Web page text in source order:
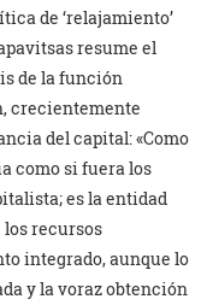
de ‘relajamiento’
resume el
de la función
crecientemente
del capital: «Como
como si fuera los
es la entidad
recursos
integrado, aunque lo
y la voraz obtención